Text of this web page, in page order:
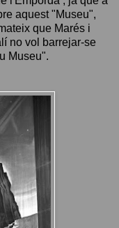
aquest "Museu",
que Marés i
no vol barrejar-se
Museu".